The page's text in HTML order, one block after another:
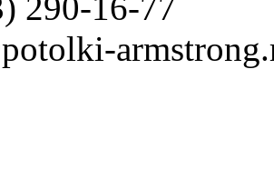
290-16-77